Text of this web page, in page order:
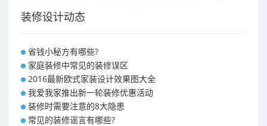
装修设计动态
省钱小秘方有哪些?
家庭装修中常见的装修误区
2016最新欧式家装设计效果图大全
我爱我家推出新一轮装修优惠活动
装修时需要注意的8大隐患
常见的装修谣言有哪些?